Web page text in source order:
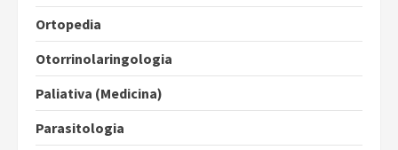
Ortopedia
Otorrinolaringologia
Paliativa (Medicina)
Parasitologia